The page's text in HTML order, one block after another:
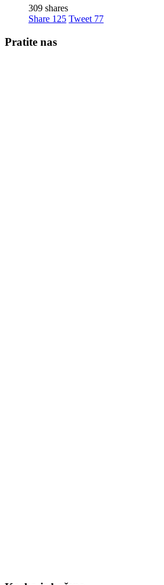
309 shares
Share 125 Tweet 77
Pratite nas